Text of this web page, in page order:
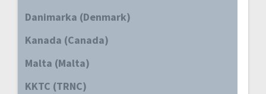
Danimarka (Denmark)
Kanada (Canada)
Malta (Malta)
KKTC (TRNC)